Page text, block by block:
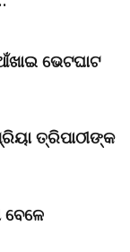
ଭେଟଘାଟ
ତ୍ରିପାଠୀଙ୍କ
ବେଳେ